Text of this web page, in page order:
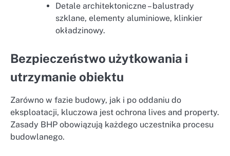
Detale architektoniczne – balustrady
szklane, elementy aluminiowe, klinkier
okładzinowy.
Bezpieczeństwo użytkowania i
utrzymanie obiektu
Zarówno w fazie budowy, jak i po oddaniu do
eksploatacji, kluczowa jest ochrona lives and property.
Zasady BHP obowiązują każdego uczestnika procesu
budowlanego.